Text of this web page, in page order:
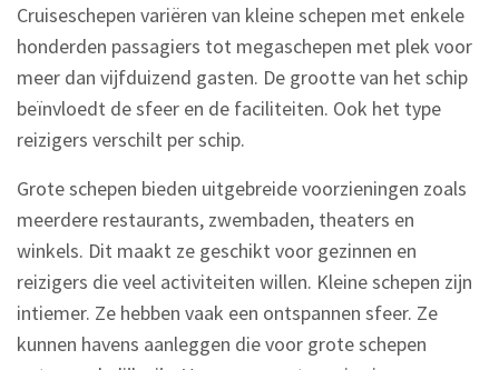
Cruiseschepen variëren van kleine schepen met enkele
honderden passagiers tot megaschepen met plek voor
meer dan vijfduizend gasten. De grootte van het schip
beïnvloedt de sfeer en de faciliteiten. Ook het type
reizigers verschilt per schip.
Grote schepen bieden uitgebreide voorzieningen zoals
meerdere restaurants, zwembaden, theaters en
winkels. Dit maakt ze geschikt voor gezinnen en
reizigers die veel activiteiten willen. Kleine schepen zijn
intiemer. Ze hebben vaak een ontspannen sfeer. Ze
kunnen havens aanleggen die voor grote schepen